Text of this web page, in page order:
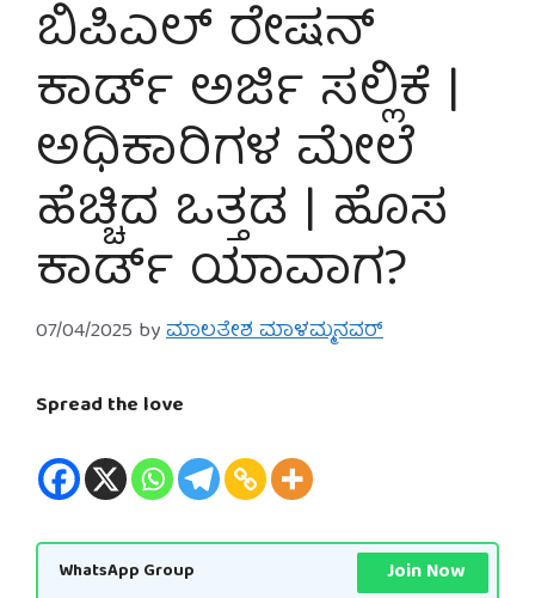
ಬಿಪಿಎಲ್ ರೇಷನ್
ಕಾರ್ಡ್ ಅರ್ಜಿ ಸಲ್ಲಿಕೆ |
ಅಧಿಕಾರಿಗಳ ಮೇಲೆ
ಹೆಚ್ಚಿದ ಒತ್ತಡ | ಹೊಸ
ಕಾರ್ಡ್ ಯಾವಾಗ?
07/04/2025 byಮಾಲತೇಶ ಮಾಳಮ್ಮನವರ್
Spread the love
WhatsApp Group Join Now